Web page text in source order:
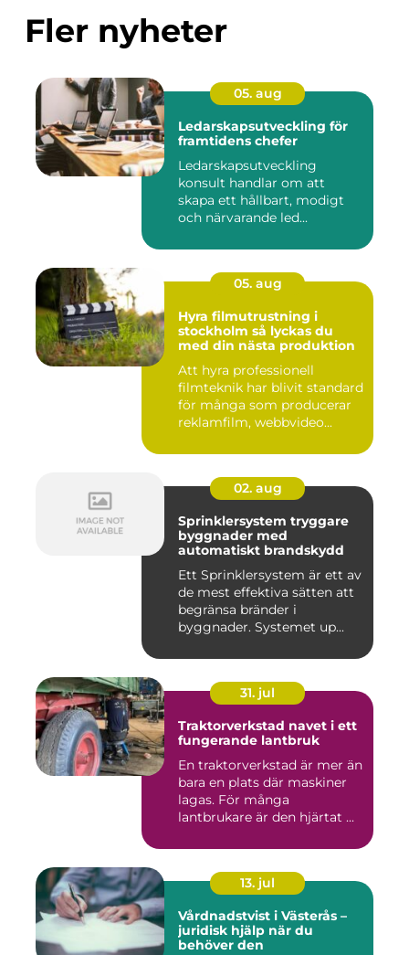
Fler nyheter
05. aug
Ledarskapsutveckling för
framtidens chefer
Ledarskapsutveckling
konsult handlar om att
skapa ett hållbart, modigt
och närvarande led...
05. aug
Hyra filmutrustning i
stockholm så lyckas du
med din nästa produktion
Att hyra professionell
filmteknik har blivit standard
för många som producerar
reklamfilm, webbvideo...
02. aug
Sprinklersystem tryggare
byggnader med
automatiskt brandskydd
Ett Sprinklersystem är ett av
de mest effektiva sätten att
begränsa bränder i
byggnader. Systemet up...
31. jul
Traktorverkstad navet i ett
fungerande lantbruk
En traktorverkstad är mer än
bara en plats där maskiner
lagas. För många
lantbrukare är den hjärtat ...
13. jul
Vårdnadstvist i Västerås –
juridisk hjälp när du
behöver den